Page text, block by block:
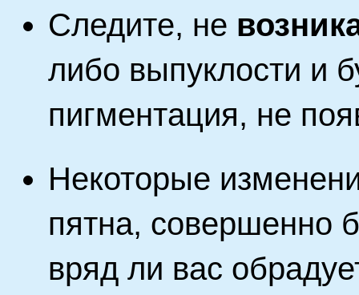
Следите, не
либо выпуклости и
пигментация, не
Некоторые
пятна, совершенно
вряд ли вас